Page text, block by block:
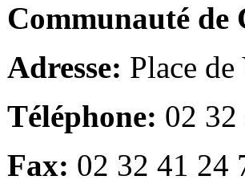
Communauté de
Adresse: Place
Téléphone: 02 32
Fax: 02 32 41 24